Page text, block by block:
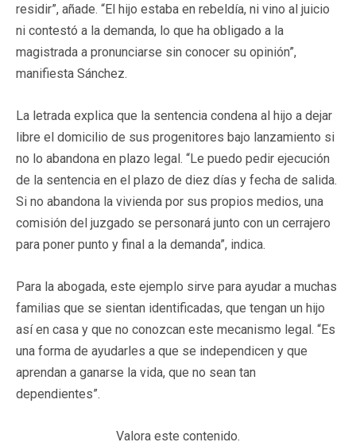
residir”, añade. “El hijo estaba en rebeldía, ni vino al juicio
ni contestó a la demanda, lo que ha obligado a la
magistrada a pronunciarse sin conocer su opinión”,
manifiesta Sánchez.
La letrada explica que la sentencia condena al hijo a dejar
libre el domicilio de sus progenitores bajo lanzamiento si
no lo abandona en plazo legal. “Le puedo pedir ejecución
de la sentencia en el plazo de diez días y fecha de salida.
Si no abandona la vivienda por sus propios medios, una
comisión del juzgado se personará junto con un cerrajero
para poner punto y final a la demanda”, indica.
Para la abogada, este ejemplo sirve para ayudar a muchas
familias que se sientan identificadas, que tengan un hijo
así en casa y que no conozcan este mecanismo legal. “Es
una forma de ayudarles a que se independicen y que
aprendan a ganarse la vida, que no sean tan
dependientes”.
Valora este contenido.